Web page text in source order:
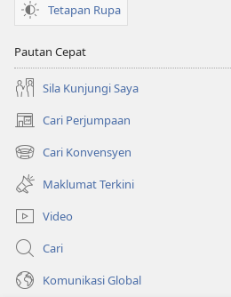
Tetapan Rupa
Pautan Cepat
Sila Kunjungi Saya
Cari Perjumpaan
(membuka
tetingkap
baharu)
Cari Konvensyen
(membuka
tetingkap
baharu)
Maklumat Terkini
Video
Cari
Komunikasi Global